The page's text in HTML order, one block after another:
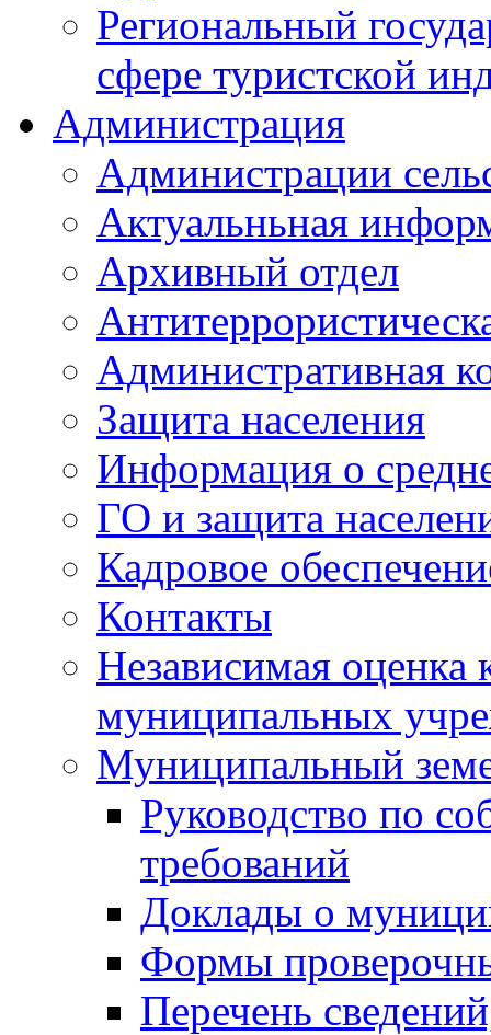
Региональный
сфере туристской
Администрация
Администрации
Актуальньная
Архивный отдел
Административная
Защита населения
Информация о
ГО и защита
Кадровое
Контакты
Независимая оценка
муниципальных
Муниципальный
Руководство по
требований
Доклады о
Формы
Перечень